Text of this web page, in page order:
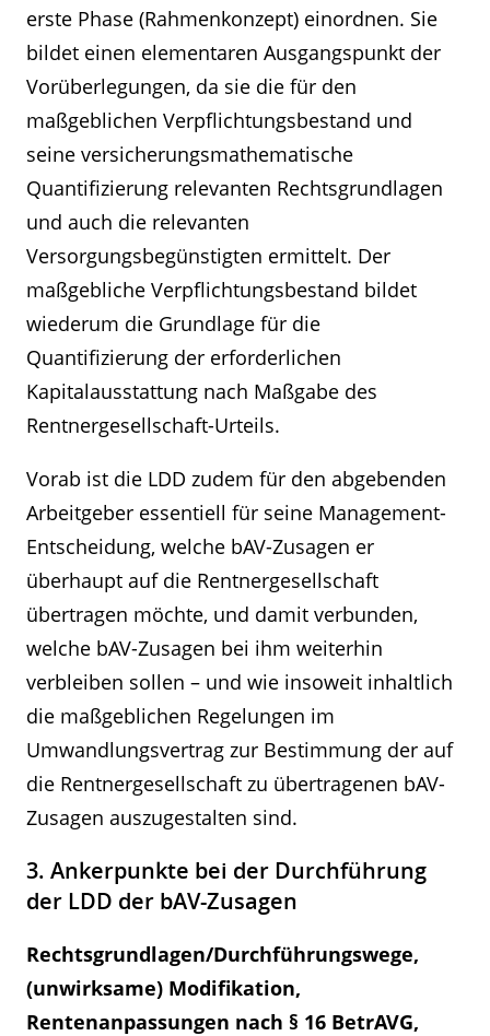
erste Phase (Rahmenkonzept) einordnen. Sie
bildet einen elementaren Ausgangspunkt der
Vorüberlegungen, da sie die für den
maßgeblichen Verpflichtungsbestand und
seine versicherungsmathematische
Quantifizierung relevanten Rechtsgrundlagen
und auch die relevanten
Versorgungsbegünstigten ermittelt. Der
maßgebliche Verpflichtungsbestand bildet
wiederum die Grundlage für die
Quantifizierung der erforderlichen
Kapitalausstattung nach Maßgabe des
Rentnergesellschaft-Urteils.
Vorab ist die LDD zudem für den abgebenden
Arbeitgeber essentiell für seine Management-
Entscheidung, welche bAV-Zusagen er
überhaupt auf die Rentnergesellschaft
übertragen möchte, und damit verbunden,
welche bAV-Zusagen bei ihm weiterhin
verbleiben sollen – und wie insoweit inhaltlich
die maßgeblichen Regelungen im
Umwandlungsvertrag zur Bestimmung der auf
die Rentnergesellschaft zu übertragenen bAV-
Zusagen auszugestalten sind.
3. Ankerpunkte bei der Durchführung
der LDD der bAV-Zusagen
Rechtsgrundlagen/Durchführungswege,
(unwirksame) Modifikation,
Rentenanpassungen nach § 16 BetrAVG,